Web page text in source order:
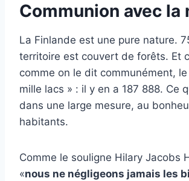
Communion avec la
La Finlande est une pure nature.
territoire est couvert de forêts. Et
comme on le dit communément,
mille lacs » : il y en a 187 888. Ce
dans une large mesure, au
habitants.
Comme le souligne Hilary Jacobs
«nous ne négligeons jamais les